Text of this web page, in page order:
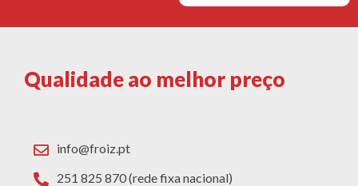
Qualidade ao melhor preço
info@froiz.pt
251 825 870 (rede fixa nacional)